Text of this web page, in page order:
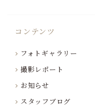
コンテンツ
フォトギャラリー
撮影レポート
お知らせ
スタッフブログ